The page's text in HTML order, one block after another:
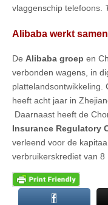
vlaggenschip telefoons.
Alibaba werkt
De Alibaba groep en
verbonden wagens, in
plattelandsontwikkeling.
heeft acht jaar in
Daarnaast heeft de
Insurance Regulatory
verleend voor de
verbruikerskrediet van